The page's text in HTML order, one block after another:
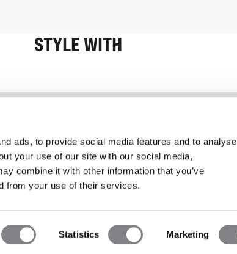
ads, to provide social media features and to analyse
your use of our site with our social media,
combine it with other information that you’ve
from your use of their services.
Statistics Marketing
STYLE WITH